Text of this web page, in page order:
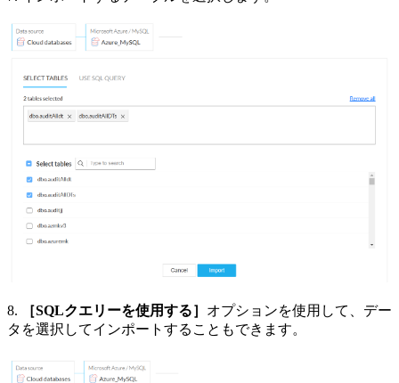
8. ［SQLクエリーを使用する］ オプションを使用して、デー
タを選択してインポートすることもできます。